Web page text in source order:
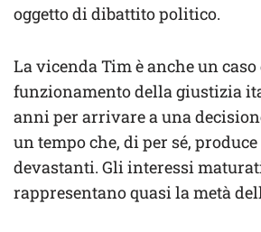
oggetto di dibattito politico.
La vicenda Tim è anche un
funzionamento della giustizia
anni per arrivare a una
un tempo che, di per sé,
devastanti. Gli interessi
rappresentano quasi la metà